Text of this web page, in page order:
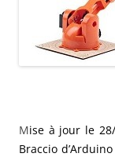
Mise à jour le
Braccio